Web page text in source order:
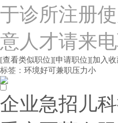
于诊所注册
意人才请来电
[查看类似职位][申请职位][加入
标签： 环境好可兼职压力小
企业急招儿